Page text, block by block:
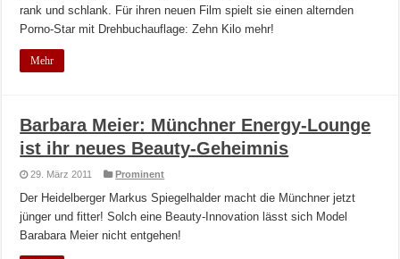
rank und schlank. Für ihren neuen Film spielt sie einen alternden
Porno-Star mit Drehbuchauflage: Zehn Kilo mehr!
Mehr
Barbara Meier: Münchner Energy-Lounge
ist ihr neues Beauty-Geheimnis
29. März 2011 Prominent
Der Heidelberger Markus Spiegelhalder macht die Münchner jetzt
jünger und fitter! Solch eine Beauty-Innovation lässt sich Model
Barabara Meier nicht entgehen!